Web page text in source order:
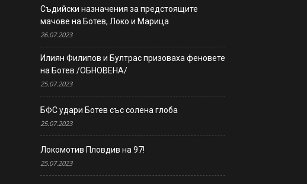
Съдийски назначения за предстоящите
мачове на Ботев, Локо и Марица
26.07.2023
Илиян Филипов и Бултрас призоваха феновете
на Ботев /ОБНОВЕНА/
25.07.2023
БФС удари Ботев със солена глоба
25.07.2023
Локомотив Пловдив на 97!
25.07.2023